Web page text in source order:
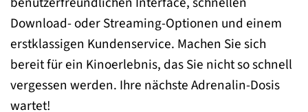
Download- oder Streaming-Optionen und einem
erstklassigen Kundenservice. Machen Sie sich
bereit für ein Kinoerlebnis, das Sie nicht so schnell
vergessen werden. Ihre nächste Adrenalin-Dosis
wartet!